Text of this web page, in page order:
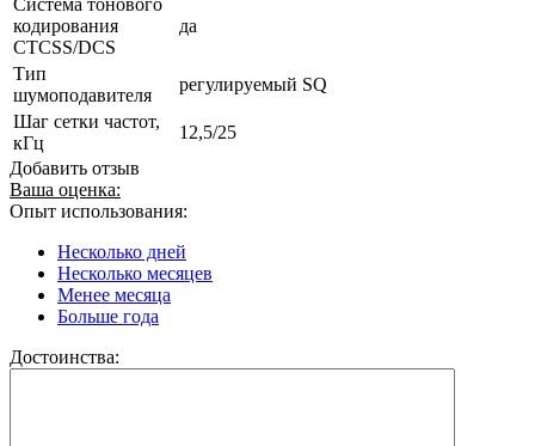
кодирования
CTCSS/DCS
да
Тип
шумоподавителя
регулируемый SQ
Шаг сетки частот,
кГц
12,5/25
Добавить отзыв
Ваша оценка:
Опыт использования:
Несколько дней
Несколько месяцев
Менее месяца
Больше года
Достоинства: